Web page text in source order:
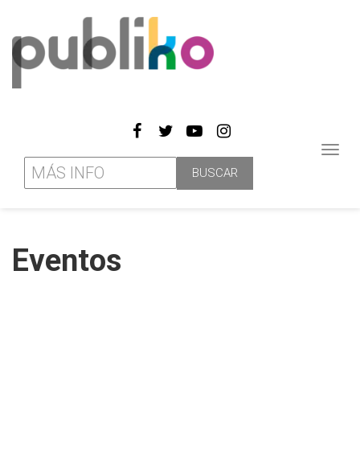
Eventos